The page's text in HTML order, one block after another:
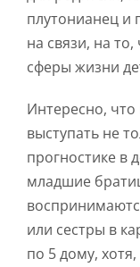
плутонианец и
на связи, на
сферы жизни
Интересно, что
выступать не
прогностике в
младшие
или сестры в
по 5 дому,